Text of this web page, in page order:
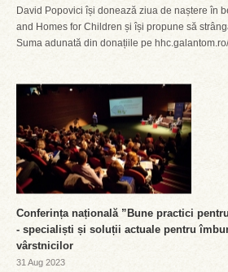
David Popovici își donează ziua de naștere în
and Homes for Children și își propune să
Suma adunată din donațiile pe
Conferința națională ”Bune practici
- specialiști și soluții actuale pentru
vârstnicilor
31 Aug 2023